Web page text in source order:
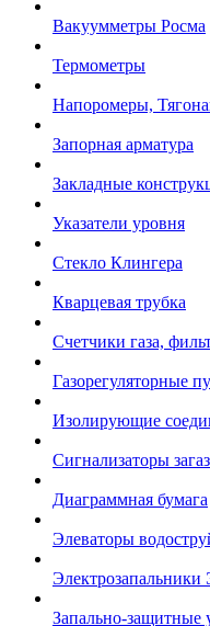
Вакуумметры Росма
Термометры
Напоромеры,
Запорная арматура
Закладные
Указатели уровня
Стекло Клингера
Кварцевая трубка
Счетчики газа,
Газорегуляторные
Изолирующие
Сигнализаторы
Диаграммная бумага
Элеваторы
Электрозапальники
Запально-защитные